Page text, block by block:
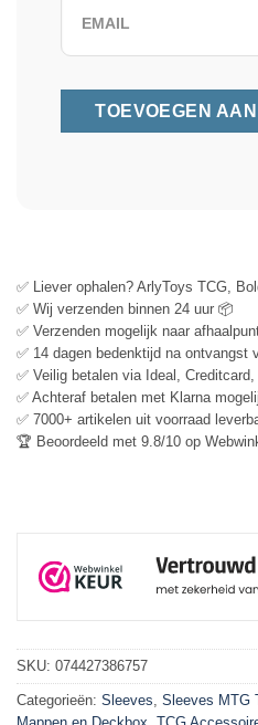
✅ Liever ophalen? ArlyToys TCG,
✅ Wij verzenden binnen 24 uur 📦
✅ Verzenden mogelijk naar
✅ 14 dagen bedenktijd na ontvangst
✅ Veilig betalen via Ideal,
✅ Achteraf betalen met Klarna
✅ 7000+ artikelen uit voorraad
🏆 Beoordeeld met 9.8/10 op
SKU: 074427386757
Categorieën: Sleeves, Sleeves MTG